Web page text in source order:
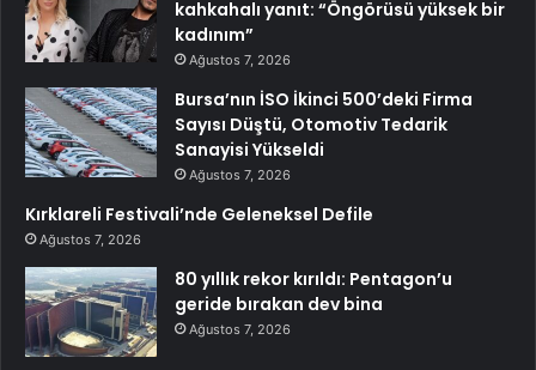
kahkahalı yanıt: “Öngörüsü yüksek bir
kadınım”
Ağustos 7, 2026
Bursa’nın İSO İkinci 500’deki Firma
Sayısı Düştü, Otomotiv Tedarik
Sanayisi Yükseldi
Ağustos 7, 2026
Kırklareli Festivali’nde Geleneksel Defile
Ağustos 7, 2026
80 yıllık rekor kırıldı: Pentagon’u
geride bırakan dev bina
Ağustos 7, 2026